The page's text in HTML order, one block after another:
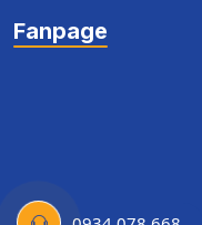
Fanpage